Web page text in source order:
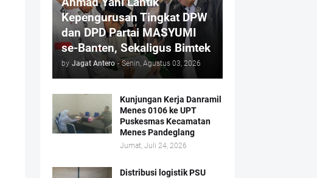
Kepengurusan Tingkat DPW
dan DPD Partai MASYUMI
se-Banten, Sekaligus Bimtek
by Jagat Antero - Senin, Agustus 03, 2026
Kunjungan Kerja Danramil
Menes 0106 ke UPT
Puskesmas Kecamatan
Menes Pandeglang
Jumat, Juli 24, 2026
Distribusi logistik PSU